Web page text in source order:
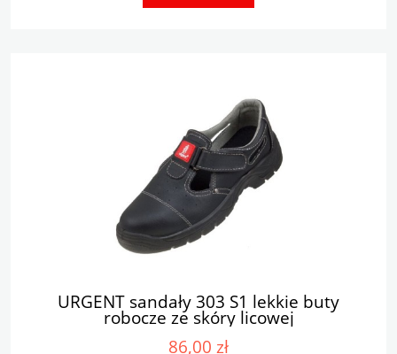
URGENT sandały 303 S1 lekkie buty
robocze ze skóry licowej
86,00 zł